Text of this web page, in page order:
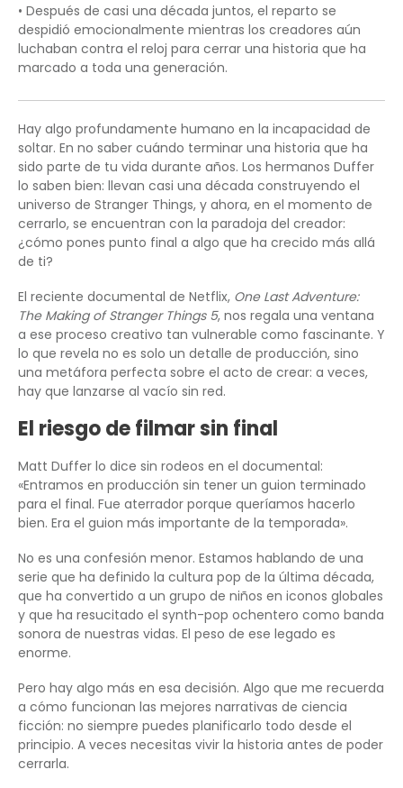
• Después de casi una década juntos, el reparto se
despidió emocionalmente mientras los creadores aún
luchaban contra el reloj para cerrar una historia que ha
marcado a toda una generación.
Hay algo profundamente humano en la incapacidad de
soltar. En no saber cuándo terminar una historia que ha
sido parte de tu vida durante años. Los hermanos Duffer
lo saben bien: llevan casi una década construyendo el
universo de Stranger Things, y ahora, en el momento de
cerrarlo, se encuentran con la paradoja del creador:
¿cómo pones punto final a algo que ha crecido más allá
de ti?
El reciente documental de Netflix, One Last Adventure:
The Making of Stranger Things 5, nos regala una ventana
a ese proceso creativo tan vulnerable como fascinante. Y
lo que revela no es solo un detalle de producción, sino
una metáfora perfecta sobre el acto de crear: a veces,
hay que lanzarse al vacío sin red.
El riesgo de filmar sin final
Matt Duffer lo dice sin rodeos en el documental:
«Entramos en producción sin tener un guion terminado
para el final. Fue aterrador porque queríamos hacerlo
bien. Era el guion más importante de la temporada».
No es una confesión menor. Estamos hablando de una
serie que ha definido la cultura pop de la última década,
que ha convertido a un grupo de niños en iconos globales
y que ha resucitado el synth-pop ochentero como banda
sonora de nuestras vidas. El peso de ese legado es
enorme.
Pero hay algo más en esa decisión. Algo que me recuerda
a cómo funcionan las mejores narrativas de ciencia
ficción: no siempre puedes planificarlo todo desde el
principio. A veces necesitas vivir la historia antes de poder
cerrarla.